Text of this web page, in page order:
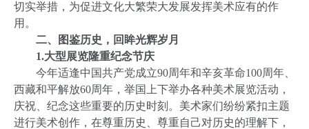
切实举措，为促进文化大繁荣大发展发挥美术应有的作
用。
二、图鉴历史，回眸光辉岁月
1.大型展览隆重纪念节庆
今年适逢中国共产党成立90周年和辛亥革命100周年、
西藏和平解放60周年，举国上下举办各种美术展览活动，
庆祝、纪念这些重要的历史时刻。美术家们纷纷紧扣主题
进行美术创作，在尊重历史、尊重自己对历史的理解下，